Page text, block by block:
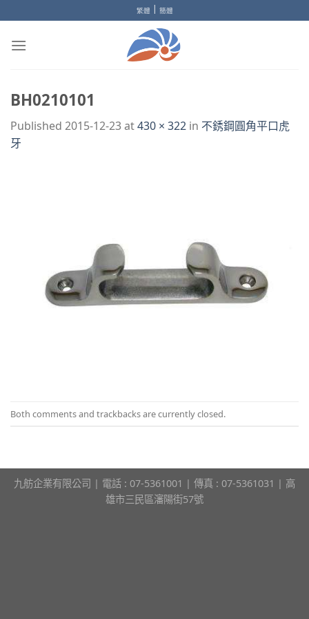
to
content
繁體 | 簡體
BH0210101
Published 2015-12-23at430 × 322 in 不銹鋼圓角平口虎
牙
Both comments and trackbacks are currently closed.
九舫企業有限公司 | 電話 : 07-5361001 | 傳真 : 07-5361031 | 高
雄市三民區瀋陽街57號